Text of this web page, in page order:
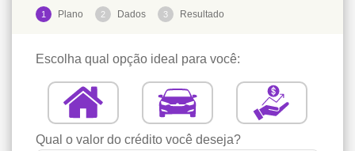
1 Plano 2 Dados 3 Resultado
Escolha qual opção ideal para você:
Qual o valor do crédito você deseja?